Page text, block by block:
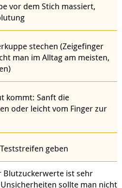
vor dem Stich massiert,
stechen (Zeigefinger
man im Alltag am meisten,
kommt: Sanft die
oder leicht vom Finger zur
geben
Blutzuckerwerte ist sehr
sollte man nicht